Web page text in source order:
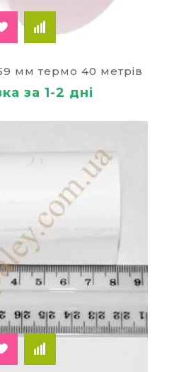
мм термо 40 метрів
за 1-2 дні